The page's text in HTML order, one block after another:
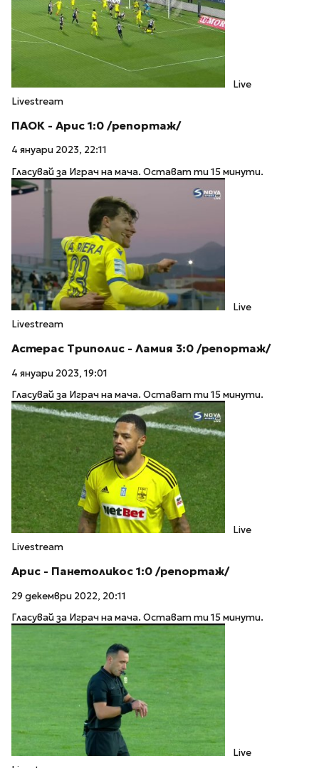
Live
Livestream
ПАОК - Арис 1:0 /репортаж/
4 януари 2023, 22:11
Гласувай за Играч на мача. Остават ти 15 минути.
Live
Livestream
Астерас Триполис - Ламия 3:0 /репортаж/
4 януари 2023, 19:01
Гласувай за Играч на мача. Остават ти 15 минути.
Live
Livestream
Арис - Панетоликос 1:0 /репортаж/
29 декември 2022, 20:11
Гласувай за Играч на мача. Остават ти 15 минути.
Live